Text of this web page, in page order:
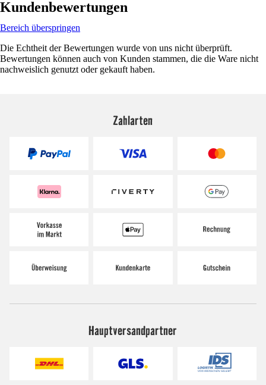
Kundenbewertungen
Bereich überspringen
Die Echtheit der Bewertungen wurde von uns nicht überprüft.
Bewertungen können auch von Kunden stammen, die die Ware nicht
nachweislich genutzt oder gekauft haben.
Zahlarten
Hauptversandpartner